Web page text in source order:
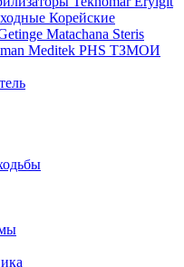
Корейские
Matachana Steris
Meditek PHS ТЗМОИ